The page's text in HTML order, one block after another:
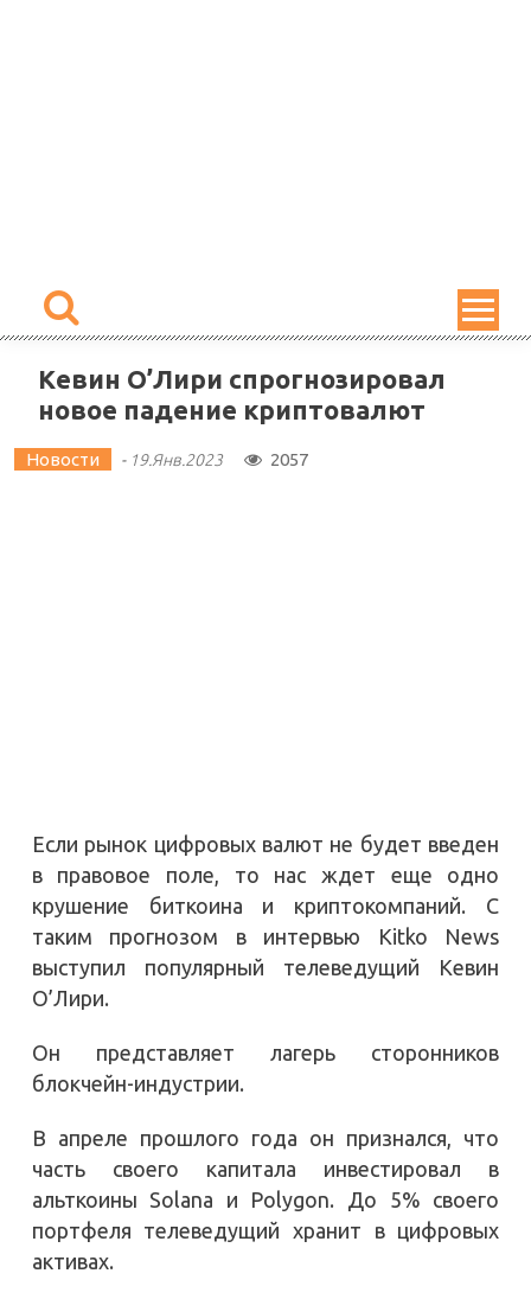
Кевин О’Лири спрогнозировал
новое падение криптовалют
Новости - 19.Янв.2023 2057
Если рынок цифровых валют не будет введен
в правовое поле, то нас ждет еще одно
крушение биткоина и криптокомпаний. С
таким прогнозом в интервью Kitko News
выступил популярный телеведущий Кевин
О’Лири.
Он представляет лагерь сторонников
блокчейн-индустрии.
В апреле прошлого года он признался, что
часть своего капитала инвестировал в
альткоины Solana и Polygon. До 5% своего
портфеля телеведущий хранит в цифровых
активах.